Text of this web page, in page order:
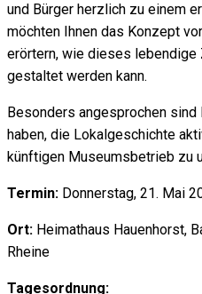
und Bürger herzlich zu einem
möchten Ihnen das Konzept
erörtern, wie dieses lebendige
gestaltet werden kann.
Besonders angesprochen
haben, die Lokalgeschichte
künftigen Museumsbetrieb zu
Termin: Donnerstag, 21. Mai
Ort: Heimathaus Hauenhorst,
Rheine
Tagesordnung: